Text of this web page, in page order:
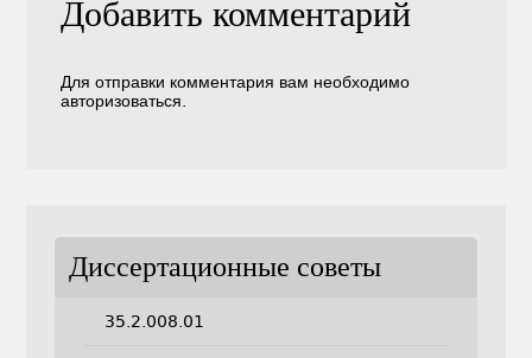
Добавить комментарий
Для отправки комментария вам необходимо
авторизоваться
Диссертационные советы
35.2.008.01